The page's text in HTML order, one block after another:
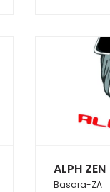
ALPH ZEN
Basara-ZA